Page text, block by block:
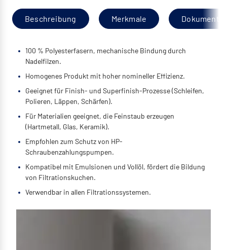
Beschreibung Merkmale
100 % Polyesterfasern, mechanische Bindung durch
Nadelfilzen.
Homogenes Produkt mit hoher nomineller Effizienz.
Geeignet für Finish- und Superfinish-Prozesse (Schleifen,
Polieren, Läppen, Schärfen).
Für Materialien geeignet, die Feinstaub erzeugen
(Hartmetall, Glas, Keramik).
Empfohlen zum Schutz von HP-
Schraubenzahlungspumpen.
Kompatibel mit Emulsionen und Vollöl, fördert die Bildung
von Filtrationskuchen.
Verwendbar in allen Filtrationssystemen.